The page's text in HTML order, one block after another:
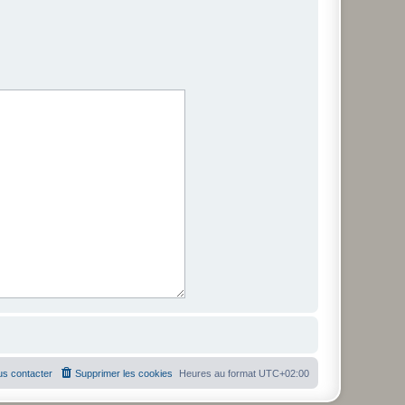
Heures au format UTC+02:00
Supprimer les cookies
contacter